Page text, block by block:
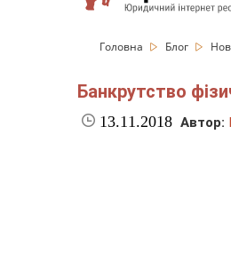
Головна Блог
Банкрутство
13.11.2018 Автор: